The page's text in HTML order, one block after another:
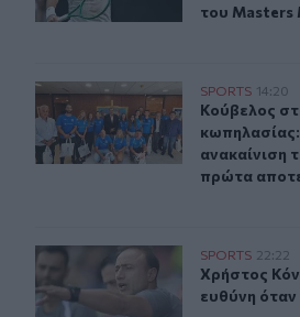
του Masters
Κούβελος στην Εθνική Ομάδα
SPORTS 14:20
Κούβελος
Κούβελος
ανακαίνιση
πρώτα
Χρήστος Κόντης: «Εγώ έχω την
SPORTS 22:22
Χρήστος
Χρήστος
ευθύνη